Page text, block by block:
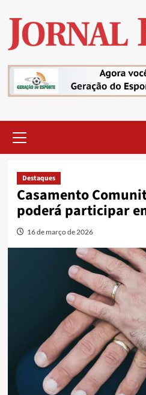
content
Menu
Destaques
Casamento
poderá participar
16 de março de 2026